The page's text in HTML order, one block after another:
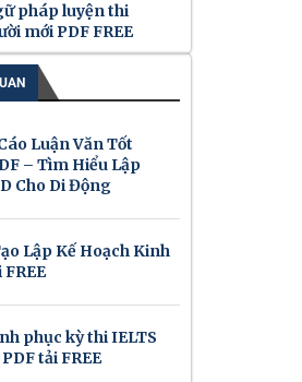
pháp luyện thi
mới PDF FREE
Luận Văn Tốt
– Tìm Hiểu Lập
Cho Di Động
Lập Kế Hoạch Kinh
phục kỳ thi IELTS
tải FREE